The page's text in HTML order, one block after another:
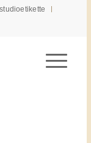
studioetikette